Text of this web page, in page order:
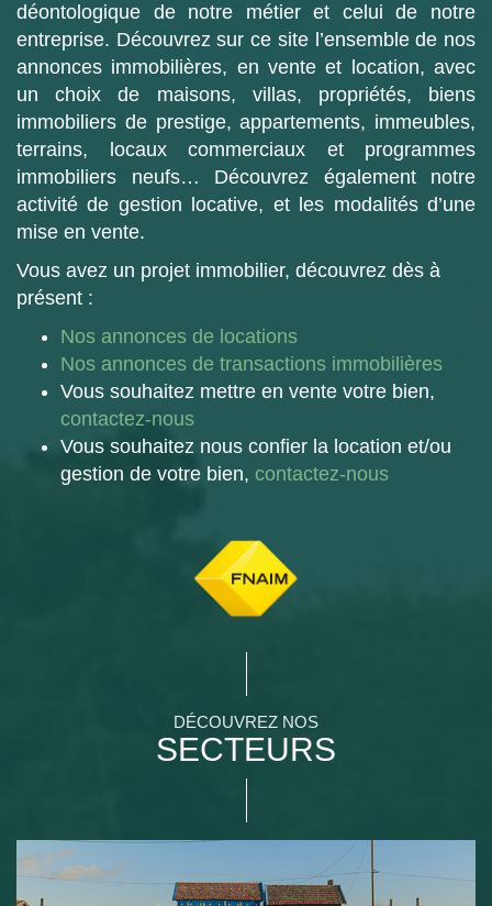
déontologique de notre métier et celui de notre
entreprise. Découvrez sur ce site l’ensemble de nos
annonces immobilières, en vente et location, avec
un choix de maisons, villas, propriétés, biens
immobiliers de prestige, appartements, immeubles,
terrains, locaux commerciaux et programmes
immobiliers neufs… Découvrez également notre
activité de gestion locative, et les modalités d’une
mise en vente.
Vous avez un projet immobilier, découvrez dès à
présent :
Nos annonces de locations
Nos annonces de transactions immobilières
Vous souhaitez mettre en vente votre bien,
contactez-nous
Vous souhaitez nous confier la location et/ou
gestion de votre bien, contactez-nous
DÉCOUVREZ NOS
SECTEURS